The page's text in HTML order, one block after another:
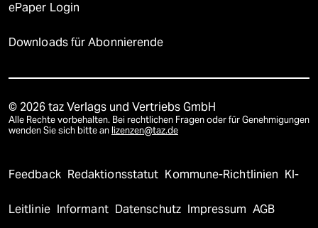
ePaper Login
Downloads für Abonnierende
© 2026 taz Verlags und Vertriebs GmbH
Alle Rechte vorbehalten. Bei rechtlichen Fragen oder für Genehmigungen
wenden Sie sich bitte an lizenzen@taz.de
Feedback Redaktionsstatut Kommune-Richtlinien KI-
Leitlinie Informant Datenschutz Impressum AGB